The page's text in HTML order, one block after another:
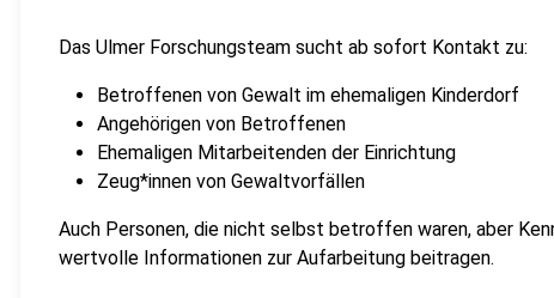
Das Ulmer Forschungsteam sucht ab sofort Kontakt zu:
Betroffenen von Gewalt im ehemaligen Kinderdorf
Angehörigen von Betroffenen
Ehemaligen Mitarbeitenden der Einrichtung
Zeug*innen von Gewaltvorfällen
Auch Personen, die nicht selbst betroffen waren, aber
wertvolle Informationen zur Aufarbeitung beitragen.